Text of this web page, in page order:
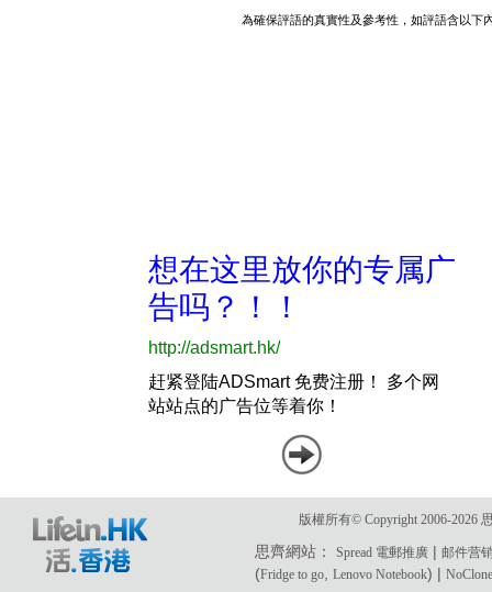
為確保評語的真實性及參考性，如評語含以下
版權所有© Copyright 2006-2026
思齊網站：Spread 電郵推廣 |邮件营
(Fridge to go ,Lenovo Notebook) |